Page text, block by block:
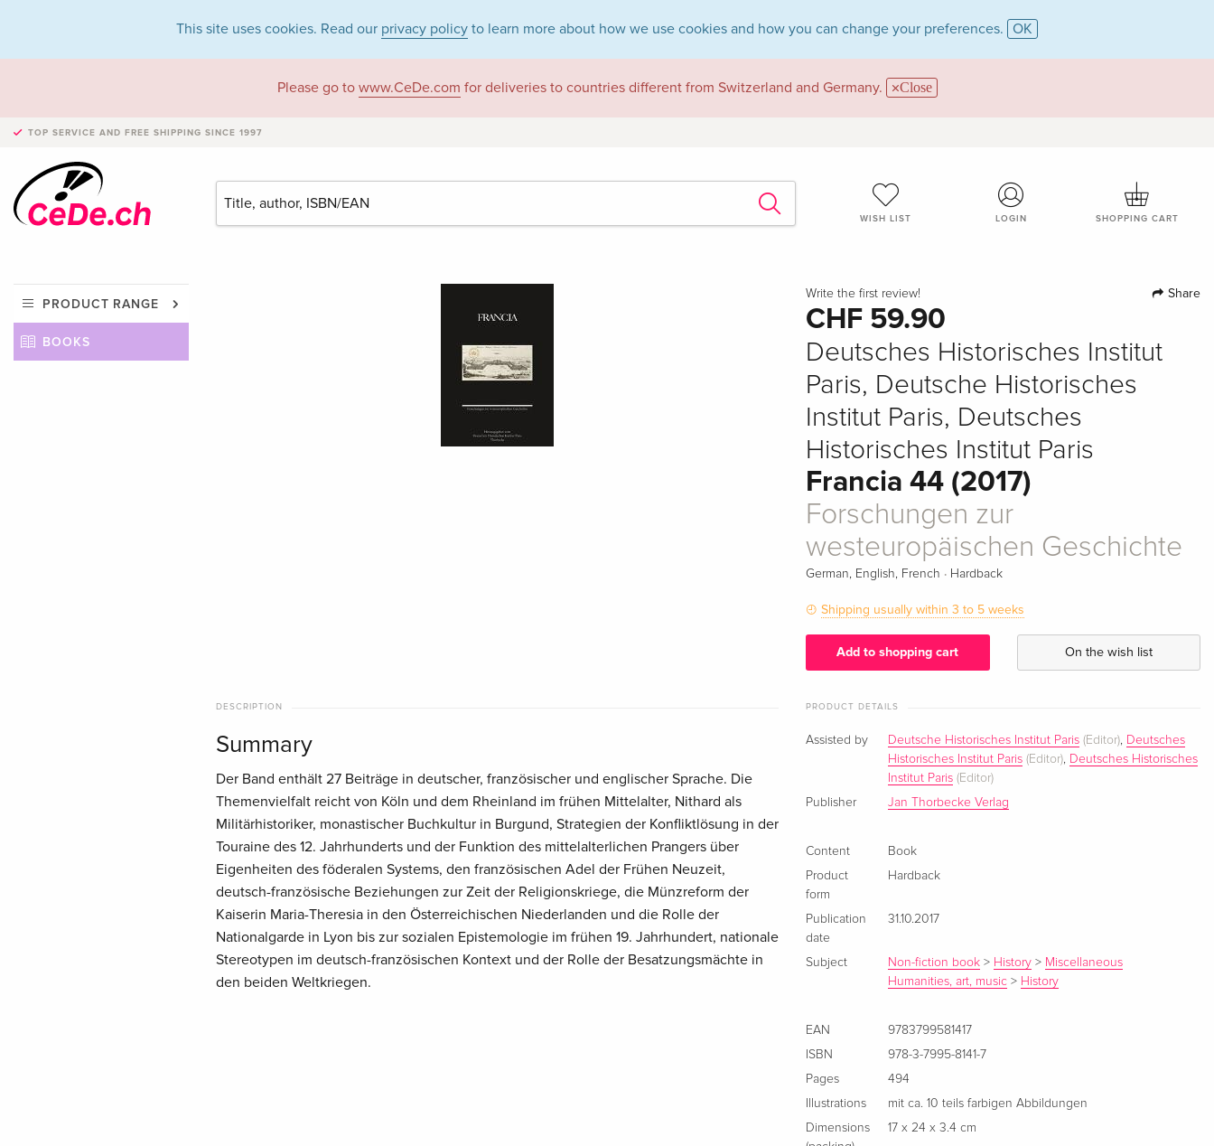
This site uses cookies. Read our privacy policy to learn more about how we use cookies and how you can change your preferences. OK
Please go to www.CeDe.com for deliveries to countries different from Switzerland and Germany. Close
TOP SERVICE AND FREE SHIPPING SINCE 1997
WISH LIST LOGIN SHOPPING CART
PRODUCT RANGE
BOOKS
Write the first review! Share
CHF 59.90
Deutsches Historisches Institut
Paris, Deutsche Historisches
Institut Paris, Deutsches
Historisches Institut Paris
Francia 44 (2017)
Forschungen zur
westeuropäischen Geschichte
German, English, French · Hardback
Shipping usually within 3 to 5 weeks
Add to shopping cart On the wish list
DESCRIPTION
Summary
Der Band enthält 27 Beiträge in deutscher, französischer und englischer Sprache. Die
Themenvielfalt reicht von Köln und dem Rheinland im frühen Mittelalter, Nithard als
Militärhistoriker, monastischer Buchkultur in Burgund, Strategien der Konfliktlösung in der
Touraine des 12. Jahrhunderts und der Funktion des mittelalterlichen Prangers über
Eigenheiten des föderalen Systems, den französischen Adel der Frühen Neuzeit,
deutsch-französische Beziehungen zur Zeit der Religionskriege, die Münzreform der
Kaiserin Maria-Theresia in den Österreichischen Niederlanden und die Rolle der
Nationalgarde in Lyon bis zur sozialen Epistemologie im frühen 19. Jahrhundert, nationale
Stereotypen im deutsch-französischen Kontext und der Rolle der Besatzungsmächte in
den beiden Weltkriegen.
PRODUCT DETAILS
Assisted by Deutsche Historisches Institut Paris (Editor), Deutsches
Historisches Institut Paris (Editor), Deutsches Historisches
Institut Paris (Editor)
Publisher
Jan Thorbecke Verlag
Content
Book
Product
form
Hardback
Publication
date
31.10.2017
Subject Non-fiction book > History > Miscellaneous
Humanities, art, music > History
EAN
9783799581417
ISBN
978-3-7995-8141-7
Pages
494
Illustrations
mit ca. 10 teils farbigen Abbildungen
Dimensions
17 x 24 x 3.4 cm